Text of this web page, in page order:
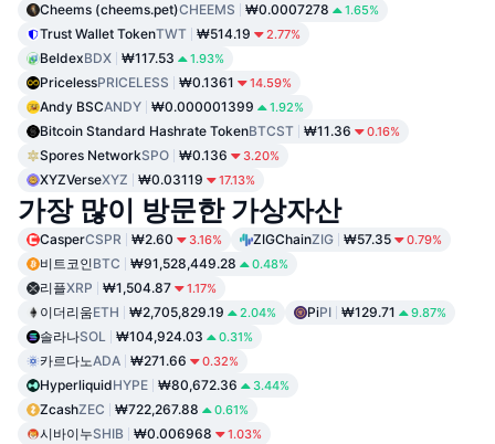
Cheems (cheems.pet)CHEEMS ₩0.0007278 1.65%
Trust Wallet TokenTWT ₩514.19 2.77%
BeldexBDX ₩117.53 1.93%
PricelessPRICELESS ₩0.1361 14.59%
Andy BSCANDY ₩0.000001399 1.92%
Bitcoin Standard Hashrate TokenBTCST ₩11.36 0.16%
Spores NetworkSPO ₩0.136 3.20%
XYZVerseXYZ ₩0.03119 17.13%
가장 많이 방문한 가상자산
CasperCSPR ₩2.60 3.16% ZIGChainZIG ₩57.35 0.79%
비트코인BTC ₩91,528,449.28 0.48%
리플XRP ₩1,504.87 1.17%
이더리움ETH ₩2,705,829.19 2.04% PiPI ₩129.71 9.87%
솔라나SOL ₩104,924.03 0.31%
카르다노ADA ₩271.66 0.32%
HyperliquidHYPE ₩80,672.36 3.44%
ZcashZEC ₩722,267.88 0.61%
시바이누SHIB ₩0.006968 1.03%